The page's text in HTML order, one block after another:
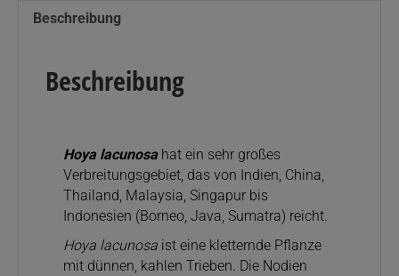
Beschreibung
Beschreibung
Hoya lacunosa hat ein sehr großes
Verbreitungsgebiet, das von Indien, China,
Thailand, Malaysia, Singapur bis
Indonesien (Borneo, Java, Sumatra) reicht.
Hoya lacunosa ist eine kletternde Pflanze
mit dünnen, kahlen Trieben. Die Nodien